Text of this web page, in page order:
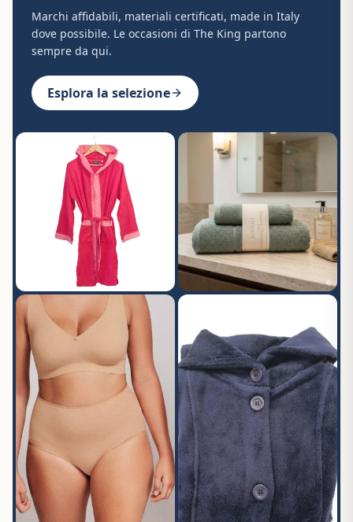
Marchi affidabili, materiali certificati, made in Italy
dove possibile. Le occasioni di The King partono
sempre da qui.
Esplora la selezione